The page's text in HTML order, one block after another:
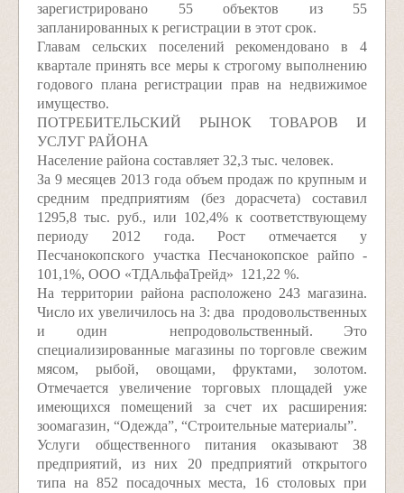
зарегистрировано 55 объектов из 55
запланированных к регистрации в этот срок.
Главам сельских поселений рекомендовано в 4
квартале принять все меры к строгому выполнению
годового плана регистрации прав на недвижимое
имущество.
ПОТРЕБИТЕЛЬСКИЙ РЫНОК ТОВАРОВ И
УСЛУГ РАЙОНА
Население района составляет 32,3 тыс. человек.
За 9 месяцев 2013 года объем продаж по крупным и
средним предприятиям (без дорасчета) составил
1295,8 тыс. руб., или 102,4% к соответствующему
периоду 2012 года. Рост отмечается у
Песчанокопского участка Песчанокопское райпо ­
101,1%, ООО «ТД­Альфа­Трейд» ­ 121,22 %.
На территории района расположено 243 магазина.
Число их увеличилось на 3: два ­ продовольственных
и один ­ непродовольственный. Это
специализированные магазины по торговле свежим
мясом, рыбой, овощами, фруктами, золотом.
Отмечается увеличение торговых площадей уже
имеющихся помещений за счет их расширения:
зоомагазин, “Одежда”, “Строительные материалы”.
Услуги общественного питания оказывают 38
предприятий, из них 20 предприятий открытого
типа на 852 посадочных места, 16 столовых при